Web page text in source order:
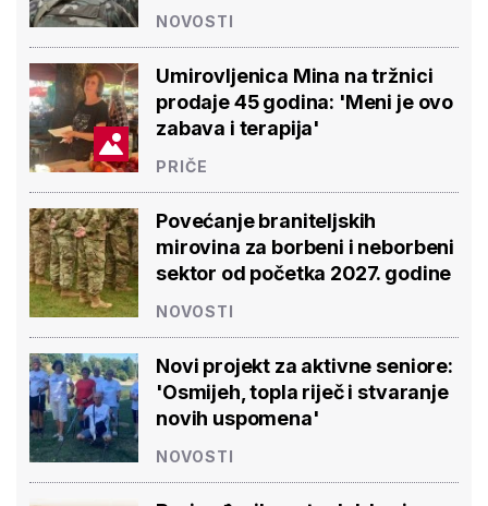
prodaje 45 godina: 'Meni je ovo
zabava i terapija'
PRIČE
Povećanje braniteljskih mirovina
za borbeni i neborbeni sektor od
početka 2027. godine
NOVOSTI
Novi projekt za aktivne seniore:
'Osmijeh, topla riječ i stvaranje
novih uspomena'
NOVOSTI
Broj rođenih raste dok broj
umrlih pada: Prirodni prirast
svejedno je negativan